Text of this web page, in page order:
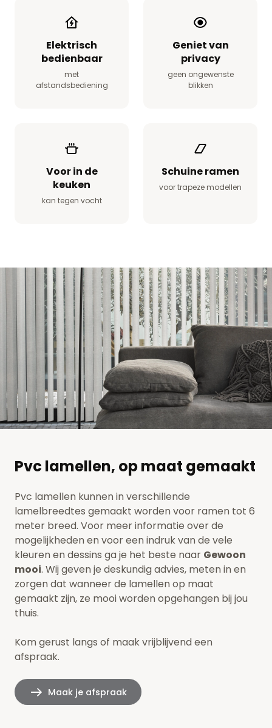
Elektrisch
bedienbaar
met
afstandsbediening
Geniet van
privacy
geen ongewenste
blikken
Voor in de
keuken
kan tegen vocht
Schuine ramen
voor trapeze modellen
Pvc lamellen, op maat gemaakt
Pvc lamellen kunnen in verschillende
lamelbreedtes gemaakt worden voor ramen tot 6
meter breed. Voor meer informatie over de
mogelijkheden en voor een indruk van de vele
kleuren en dessins ga je het beste naar Gewoon
mooi. Wij geven je deskundig advies, meten in en
zorgen dat wanneer de lamellen op maat
gemaakt zijn, ze mooi worden opgehangen bij jou
thuis.
Kom gerust langs of maak vrijblijvend een
afspraak.
Maak je afspraak